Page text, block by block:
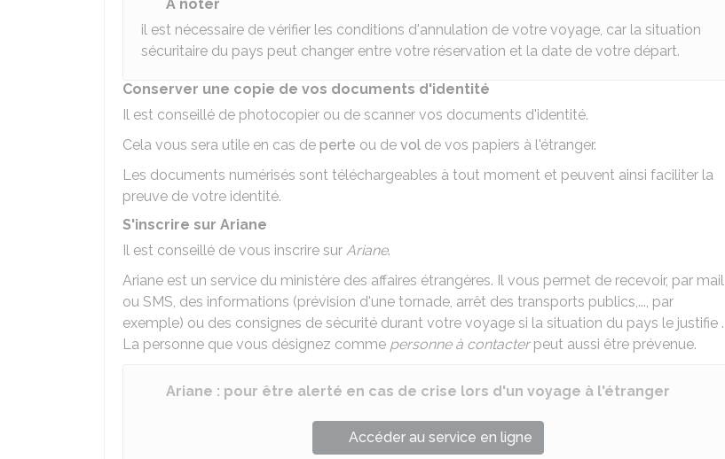
À noter
il est nécessaire de vérifier les conditions d'annulation de votre voyage, car la situation
sécuritaire du pays peut changer entre votre réservation et la date de votre départ.
Conserver une copie de vos documents d'identité
Il est conseillé de photocopier ou de scanner vos documents d'identité.
Cela vous sera utile en cas de perte ou de vol de vos papiers à l'étranger.
Les documents numérisés sont téléchargeables à tout moment et peuvent ainsi faciliter la
preuve de votre identité.
S'inscrire sur Ariane
Il est conseillé de vous inscrire sur Ariane.
Ariane est un service du ministère des affaires étrangères. Il vous permet de recevoir, par mail
ou SMS, des informations (prévision d'une tornade, arrêt des transports publics,..., par
exemple) ou des consignes de sécurité durant votre voyage si la situation du pays le justifie .
La personne que vous désignez comme personne à contacterpeut aussi être prévenue.
Ariane : pour être alerté en cas de crise lors d'un voyage à l'étranger
Accéder au service en ligne